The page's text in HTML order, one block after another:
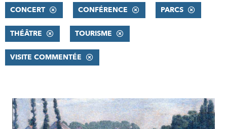
CONCERT CONFÉRENCE PARCS
THÉÂTRE TOURISME
VISITE COMMENTÉE
RÉSULTATS